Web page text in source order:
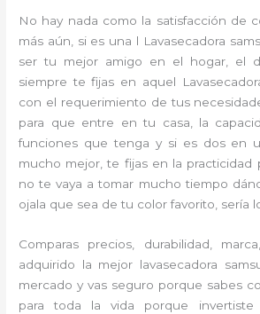
No hay nada como la satisfacción de
más aún, si es una l Lavasecadora
ser tu mejor amigo en el hogar, el
siempre te fijas en aquel
con el requerimiento de tus
para que entre en tu casa, la
funciones que tenga y si es dos en
mucho mejor, te fijas en la practicidad
no te vaya a tomar mucho tiempo
ojala que sea de tu color favorito, sería
Comparas precios, durabilidad,
adquirido la mejor lavasecadora
mercado y vas seguro porque sabes
para toda la vida porque